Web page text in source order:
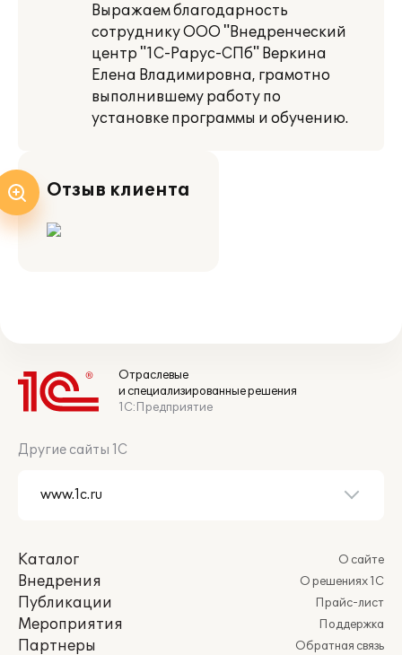
Выражаем благодарность
сотруднику ООО "Внедренческий
центр "1С-Рарус-СПб" Веркина
Елена Владимировна, грамотно
выполнившему работу по
установке программы и обучению.
Отзыв клиента
Отраслевые
и специализированные решения
1С:Предприятие
Другие сайты 1С
Каталог
Внедрения
Публикации
Мероприятия
Партнеры
О сайте
О решениях 1С
Прайс-лист
Поддержка
Обратная связь